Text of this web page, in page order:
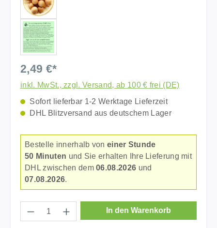
2,49 €*
inkl. MwSt., zzgl. Versand, ab 100 € frei (DE)
Sofort lieferbar 1-2 Werktage Lieferzeit
DHL Blitzversand aus deutschem Lager
Bestelle innerhalb von einer Stunde
50 Minuten und Sie erhalten Ihre Lieferung mit
DHL zwischen dem06.08.2026 und
07.08.2026.
Produkt Anzahl: Gib den gewünschten
In den Warenkorb